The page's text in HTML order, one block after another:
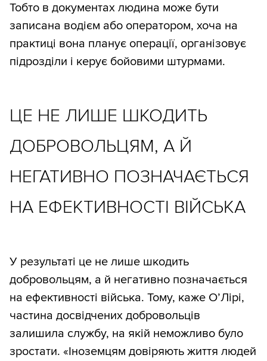
Тобто в документах людина може бути
записана водієм або оператором, хоча на
практиці вона планує операції, організовує
підрозділи і керує бойовими штурмами.
ЦЕ НЕ ЛИШЕ ШКОДИТЬ
ДОБРОВОЛЬЦЯМ, А Й
НЕГАТИВНО ПОЗНАЧАЄТЬСЯ
НА ЕФЕКТИВНОСТІ ВІЙСЬКА
У результаті це не лише шкодить
добровольцям, а й негативно позначається
на ефективності війська. Тому, каже О’Лірі,
частина досвідчених добровольців
залишила службу, на якій неможливо було
зростати. «Іноземцям довіряють життя людей